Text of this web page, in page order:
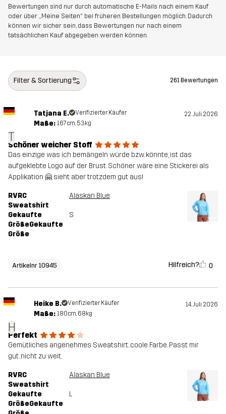
Bewertungen sind nur durch automatische E-Mails nach einem Kauf
oder über „Meine Seiten“ bei früheren Bestellungen möglich. Dadurch
können wir sicher sein, dass Bewertungen nur nach einem
tatsächlichen Kauf abgegeben werden können.
Filter & Sortierung 261 Bewertungen
T
Tatjana E. Verifizierter Käufer 22. Juli 2026
Maße: 167cm, 53kg
Schöner weicher Stoff
Das einzige was ich bemängeln würde bzw. könnte, ist das
aufgeklebte Logo auf der Brust. Schöner wäre eine Stickerei als
Applikation 🤗 sieht aber trotzdem gut aus!
RVRC
Sweatshirt
Alaskan Blue
Gekaufte
GrößeGekaufte
Größe
S
Artikelnr 10945 Hilfreich? 0
H
Heike B. Verifizierter Käufer 14. Juli 2026
Maße: 180cm, 68kg
Perfekt
Gemütliches angenehmes Sweatshirt..coole Farbe. Passt mir
gut..nicht zu weit.
RVRC
Sweatshirt
Alaskan Blue
Gekaufte
GrößeGekaufte
L